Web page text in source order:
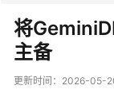
新
动
将
主备
更新时间： 2026-05-